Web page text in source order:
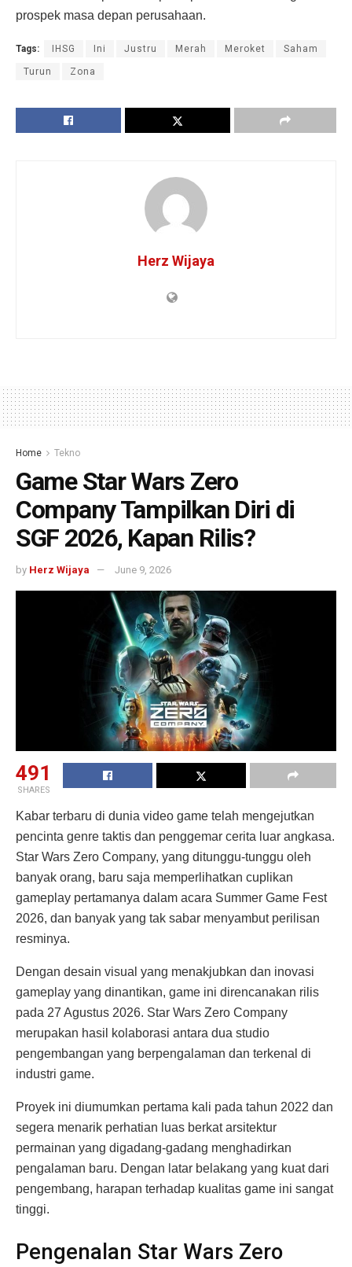
prospek masa depan perusahaan.
Tags: IHSG Ini Justru Merah Meroket Saham
Turun Zona
Herz Wijaya
Home Tekno
Game Star Wars Zero
Company Tampilkan Diri di
SGF 2026, Kapan Rilis?
by Herz Wijaya June 9, 2026
491
SHARES
Kabar terbaru di dunia video game telah mengejutkan
pencinta genre taktis dan penggemar cerita luar angkasa.
Star Wars Zero Company, yang ditunggu-tunggu oleh
banyak orang, baru saja memperlihatkan cuplikan
gameplay pertamanya dalam acara Summer Game Fest
2026, dan banyak yang tak sabar menyambut perilisan
resminya.
Dengan desain visual yang menakjubkan dan inovasi
gameplay yang dinantikan, game ini direncanakan rilis
pada 27 Agustus 2026. Star Wars Zero Company
merupakan hasil kolaborasi antara dua studio
pengembangan yang berpengalaman dan terkenal di
industri game.
Proyek ini diumumkan pertama kali pada tahun 2022 dan
segera menarik perhatian luas berkat arsitektur
permainan yang digadang-gadang menghadirkan
pengalaman baru. Dengan latar belakang yang kuat dari
pengembang, harapan terhadap kualitas game ini sangat
tinggi.
Pengenalan Star Wars Zero